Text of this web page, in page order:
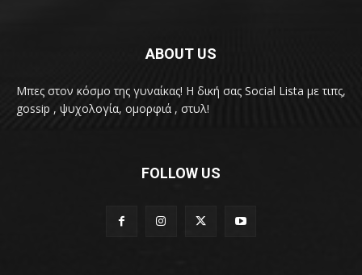
ABOUT US
Μπες στον κόσμο της γυναίκας! H δική σας Social Lista με τιπς,
gossip , ψυχολογία, ομορφιά , στυλ!
FOLLOW US